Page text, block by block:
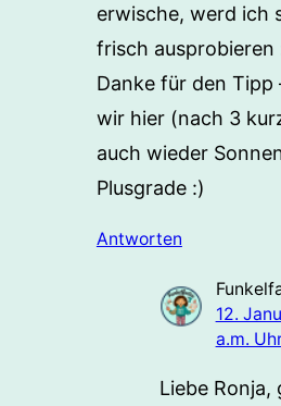
erwische, werd ich
frisch ausprobieren
Danke für den Tipp
wir hier (nach 3
auch wieder
Plusgrade :)
Antworten
12.
a.m.
Liebe Ronja,